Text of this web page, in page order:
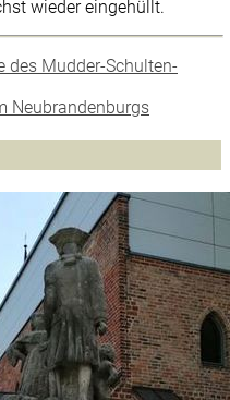
wieder eingehüllt.
des Mudder-Schulten-
Neubrandenburgs